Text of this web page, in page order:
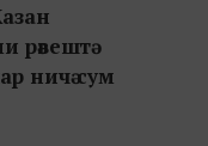
ничә сум